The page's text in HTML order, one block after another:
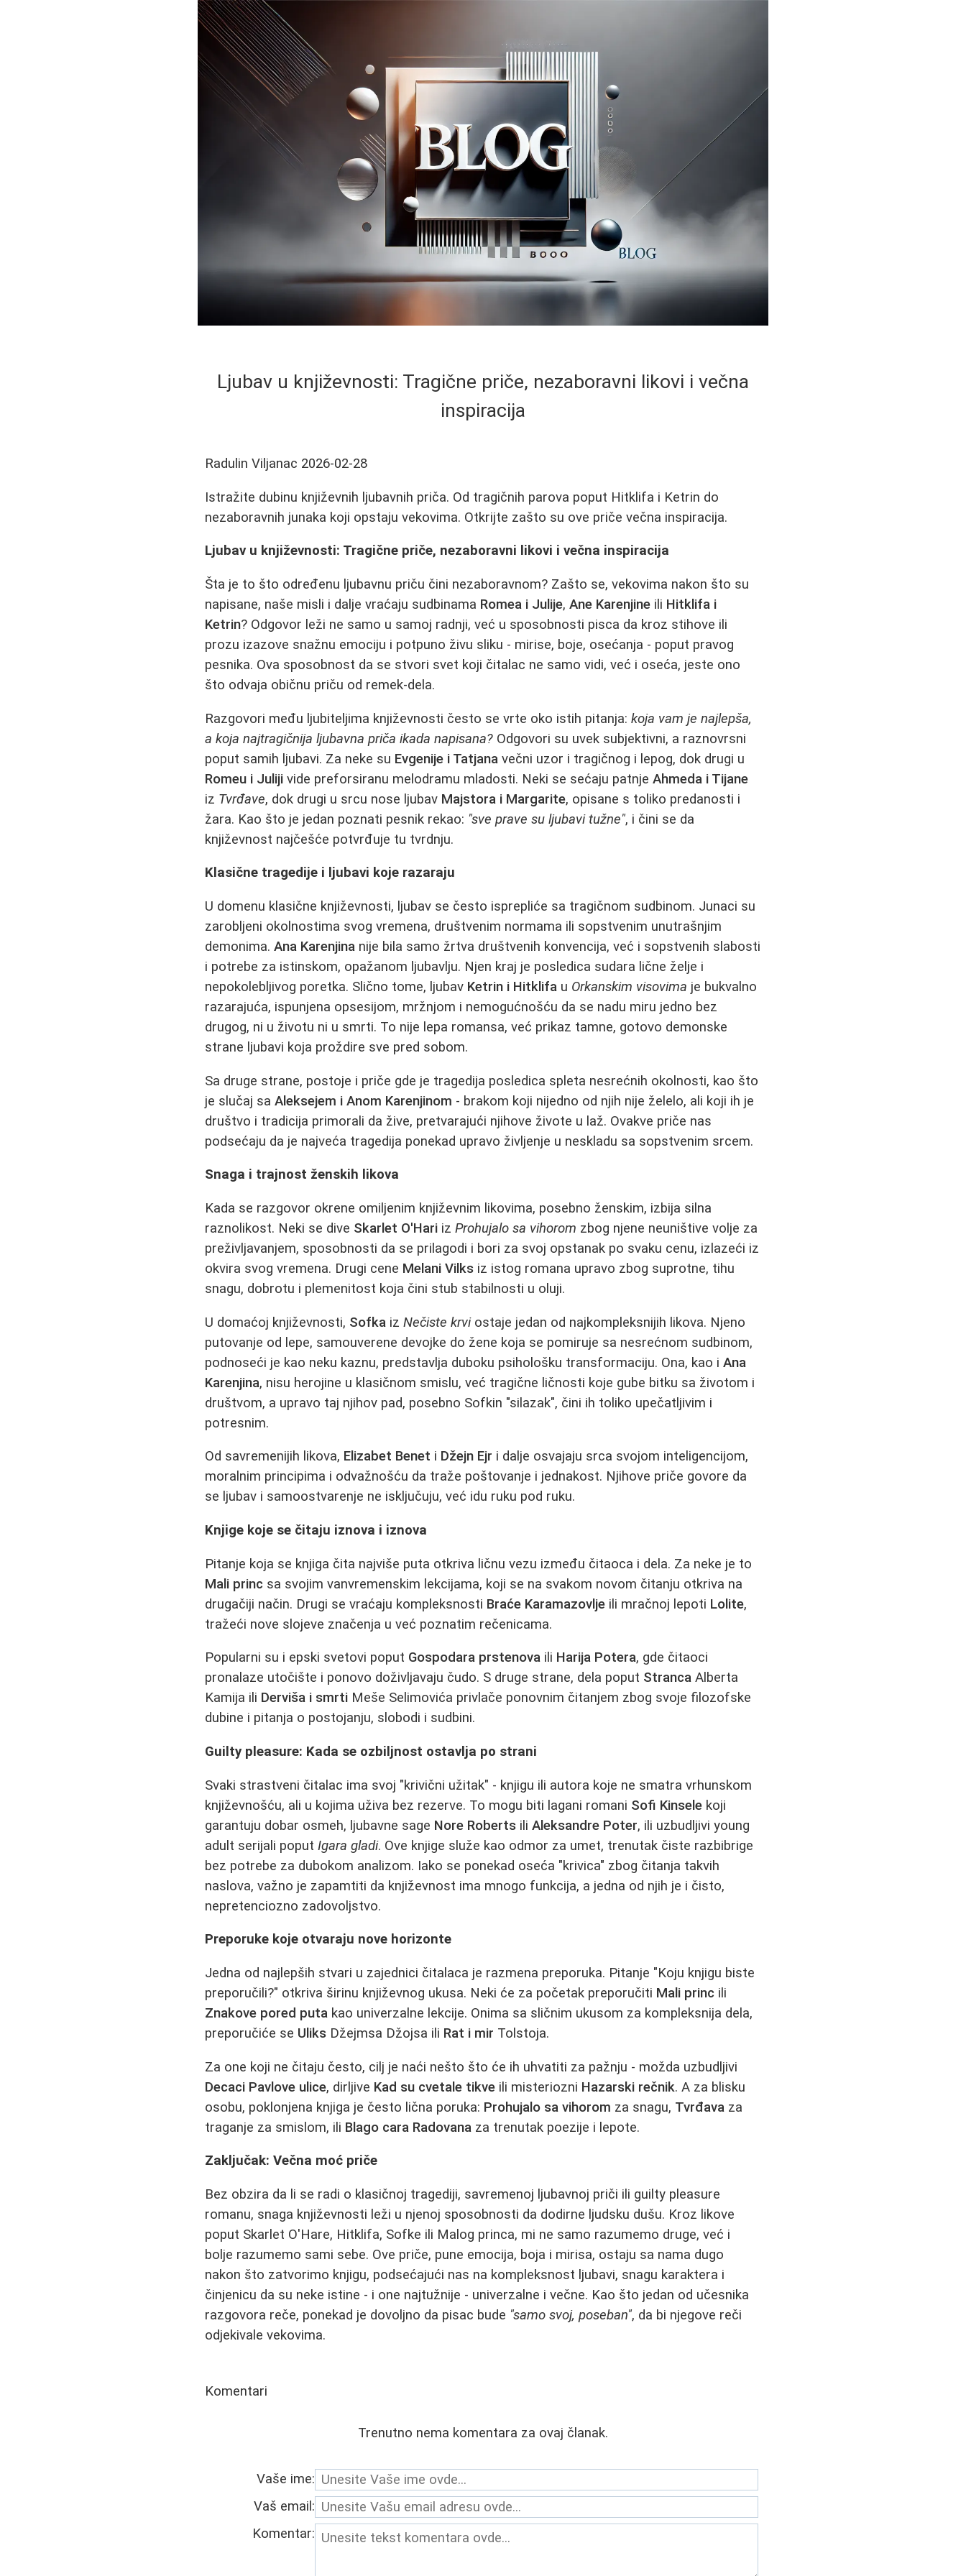
Ljubav u književnosti: Tragične priče, nezaboravni likovi i večna
inspiracija
Radulin Viljanac 2026-02-28
Istražite dubinu književnih ljubavnih priča. Od tragičnih parova poput Hitklifa i Ketrin do
nezaboravnih junaka koji opstaju vekovima. Otkrijte zašto su ove priče večna inspiracija.
Ljubav u književnosti: Tragične priče, nezaboravni likovi i večna inspiracija
Šta je to što određenu ljubavnu priču čini nezaboravnom? Zašto se, vekovima nakon što su
napisane, naše misli i dalje vraćaju sudbinama Romea i Julije,Ane Karenjine ili Hitklifa i
Ketrin? Odgovor leži ne samo u samoj radnji, već u sposobnosti pisca da kroz stihove ili
prozu izazove snažnu emociju i potpuno živu sliku - mirise, boje, osećanja - poput pravog
pesnika. Ova sposobnost da se stvori svet koji čitalac ne samo vidi, već i oseća, jeste ono
što odvaja običnu priču od remek-dela.
Razgovori među ljubiteljima književnosti često se vrtе oko istih pitanja:koja vam je najlepša,
a koja najtragičnija ljubavna priča ikada napisana? Odgovori su uvek subjektivni, a raznovrsni
poput samih ljubavi. Za neke su Evgenije i Tatjana večni uzor i tragičnog i lepog, dok drugi u
Romeu i Juliji vide preforsiranu melodramu mladosti. Neki se sećaju patnjeAhmeda i Tijane
iz Tvrđave, dok drugi u srcu nose ljubav Majstora i Margarite, opisane s toliko predanosti i
žara. Kao što je jedan poznati pesnik rekao: "sve prave su ljubavi tužne", i čini se da
književnost najčešće potvrđuje tu tvrdnju.
Klasične tragedije i ljubavi koje razaraju
U domenu klasične književnosti, ljubav se često isprepliće sa tragičnom sudbinom. Junaci su
zarobljeni okolnostima svog vremena, društvenim normama ili sopstvenim unutrašnjim
demonima.Ana Karenjina nije bila samo žrtva društvenih konvencija, već i sopstvenih slabosti
i potrebe za istinskom, opažanom ljubavlju. Njen kraj je posledica sudara lične želje i
nepokolebljivog poretka. Slično tome, ljubav Ketrin i Hitklifa u Orkanskim visovima je bukvalno
razarajuća, ispunjena opsesijom, mržnjom i nemogućnošću da se nadu miru jedno bez
drugog, ni u životu ni u smrti. To nije lepa romansa, već prikaz tamne, gotovo demonske
strane ljubavi koja proždire sve pred sobom.
Sa druge strane, postoje i priče gde je tragedija posledica spleta nesrećnih okolnosti, kao što
je slučaj saAleksejem i Anom Karenjinom - brakom koji nijedno od njih nije želelo, ali koji ih je
društvo i tradicija primorali da žive, pretvarajući njihove živote u laž. Ovakve priče nas
podsećaju da je najveća tragedija ponekad upravo življenje u neskladu sa sopstvenim srcem.
Snaga i trajnost ženskih likova
Kada se razgovor okrene omiljenim književnim likovima, posebno ženskim, izbija silna
raznolikost. Neki se dive Skarlet O'Hari izProhujalo sa vihorom zbog njene neuništive volje za
preživljavanjem, sposobnosti da se prilagodi i bori za svoj opstanak po svaku cenu, izlazeći iz
okvira svog vremena. Drugi cene Melani Vilks iz istog romana upravo zbog suprotne, tihu
snagu, dobrotu i plemenitost koja čini stub stabilnosti u oluji.
U domaćoj književnosti, Sofka izNečiste krviostaje jedan od najkompleksnijih likova. Njeno
putovanje od lepe, samouverene devojke do žene koja se pomiruje sa nesrećnom sudbinom,
podnoseći je kao neku kaznu, predstavlja duboku psihološku transformaciju. Ona, kao iAna
Karenjina, nisu herojine u klasičnom smislu, već tragične ličnosti koje gube bitku sa životom i
društvom, a upravo taj njihov pad, posebno Sofkin "silazak", čini ih toliko upečatljivim i
potresnim.
Od savremenijih likova, Elizabet Benet i Džejn Ejr i dalje osvajaju srca svojom inteligencijom,
moralnim principima i odvažnošću da traže poštovanje i jednakost. Njihove priče govore da
se ljubav i samoostvarenje ne isključuju, već idu ruku pod ruku.
Knjige koje se čitaju iznova i iznova
Pitanje koja se knjiga čita najviše puta otkriva ličnu vezu između čitaoca i dela. Za neke je to
Mali princ sa svojim vanvremenskim lekcijama, koji se na svakom novom čitanju otkriva na
drugačiji način. Drugi se vraćaju kompleksnosti Braće Karamazovlje ili mračnoj lepoti Lolite,
tražeći nove slojeve značenja u već poznatim rečenicama.
Popularni su i epski svetovi poput Gospodara prstenova ili Harija Potera, gde čitaoci
pronalaze utočište i ponovo doživljavaju čudo. S druge strane, dela poput Stranca Alberta
Kamija ili Derviša i smrti Meše Selimovića privlače ponovnim čitanjem zbog svoje filozofske
dubine i pitanja o postojanju, slobodi i sudbini.
Guilty pleasure: Kada se ozbiljnost ostavlja po strani
Svaki strastveni čitalac ima svoj "krivični užitak" - knjigu ili autora koje ne smatra vrhunskom
književnošću, ali u kojima uživa bez rezerve. To mogu biti lagani romani Sofi Kinsele koji
garantuju dobar osmeh, ljubavne sage Nore Roberts iliAleksandre Poter, ili uzbudljivi young
adult serijali poputIgara gladi. Ove knjige služe kao odmor za umet, trenutak čiste razbibrige
bez potrebe za dubokom analizom. Iako se ponekad oseća "krivica" zbog čitanja takvih
naslova, važno je zapamtiti da književnost ima mnogo funkcija, a jedna od njih je i čisto,
nepretenciozno zadovoljstvo.
Preporuke koje otvaraju nove horizonte
Jedna od najlepših stvari u zajednici čitalaca je razmena preporuka. Pitanje "Koju knjigu biste
preporučili?" otkriva širinu književnog ukusa. Neki će za početak preporučiti Mali princ ili
Znakove pored puta kao univerzalne lekcije. Onima sa sličnim ukusom za kompleksnija dela,
preporučiće se Uliks Džejmsa Džojsa ili Rat i mir Tolstoja.
Za one koji ne čitaju često, cilj je naći nešto što će ih uhvatiti za pažnju - možda uzbudljivi
Decaci Pavlove ulice, dirljive Kad su cvetale tikve ili misteriozni Hazarski rečnik. A za blisku
osobu, poklonjena knjiga je često lična poruka: Prohujalo sa vihorom za snagu, Tvrđava za
traganje za smislom, ili Blago cara Radovana za trenutak poezije i lepote.
Zaključak: Večna moć priče
Bez obzira da li se radi o klasičnoj tragediji, savremenoj ljubavnoj priči ili guilty pleasure
romanu, snaga književnosti leži u njenoj sposobnosti da dodirne ljudsku dušu. Kroz likove
poput Skarlet O'Hare, Hitklifa, Sofke ili Malog princa, mi ne samo razumemo druge, već i
bolje razumemo sami sebe. Ove priče, pune emocija, boja i mirisa, ostaju sa nama dugo
nakon što zatvorimo knjigu, podsećajući nas na kompleksnost ljubavi, snagu karaktera i
činjenicu da su neke istine - i one najtužnije - univerzalne i večne. Kao što jedan od učesnika
razgovora reče, ponekad je dovoljno da pisac bude "samo svoj, poseban", da bi njegove reči
odjekivale vekovima.
Komentari
Trenutno nema komentara za ovaj članak.
Vaše ime:
Vaš email:
Komentar: